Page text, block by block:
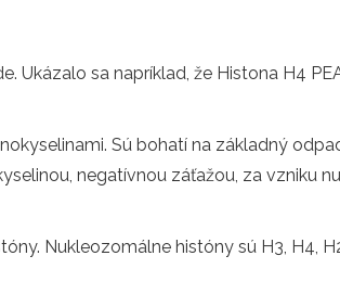
Ukázalo sa napríklad, že Histona H4
Sú bohatí na základný
negatívnou záťažou, za vzniku
Nukleozomálne históny sú H3, H4,